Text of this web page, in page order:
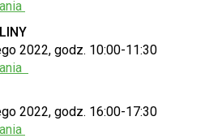
2022, godz. 10:00-11:30
2022, godz. 16:00-17:30